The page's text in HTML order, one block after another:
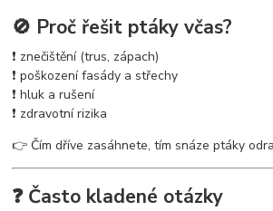
🚫 Proč řešit ptáky včas?
❗ znečištění (trus, zápach)
❗ poškození fasády a střechy
❗ hluk a rušení
❗ zdravotní rizika
👉 Čím dříve zasáhnete, tím snáze ptáky
❓ Často kladené otázky